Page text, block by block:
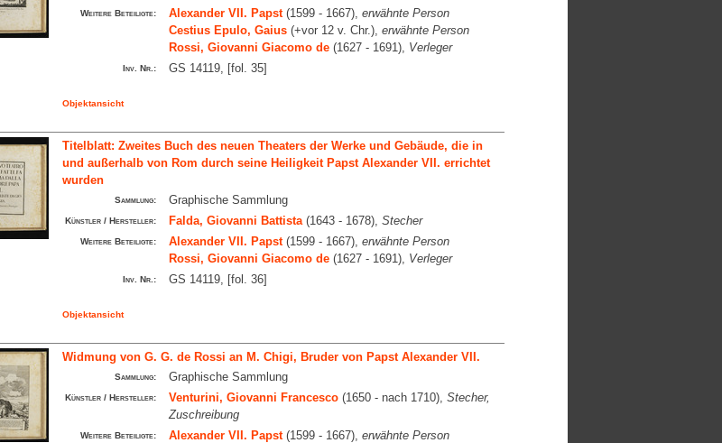
Weitere Beteiligte: Alexander VII. Papst(1599 - 1667), erwähnte Person
Cestius Epulo, Gaius(+vor 12 v. Chr.), erwähnte Person
Rossi, Giovanni Giacomo de(1627 - 1691), Verleger
Inv. Nr.: GS 14119, [fol. 35]
Objektansicht
Titelblatt: Zweites Buch des neuen Theaters der Werke und Gebäude, die in
und außerhalb von Rom durch seine Heiligkeit Papst Alexander VII. errichtet
wurden
Sammlung: Graphische Sammlung
Künstler / Hersteller: Falda, Giovanni Battista(1643 - 1678), Stecher
Weitere Beteiligte: Alexander VII. Papst(1599 - 1667), erwähnte Person
Rossi, Giovanni Giacomo de(1627 - 1691), Verleger
Inv. Nr.: GS 14119, [fol. 36]
Objektansicht
Widmung von G. G. de Rossi an M. Chigi, Bruder von Papst Alexander VII.
Sammlung: Graphische Sammlung
Künstler / Hersteller: Venturini, Giovanni Francesco(1650 - nach 1710), Stecher,
Zuschreibung
Weitere Beteiligte: Alexander VII. Papst(1599 - 1667), erwähnte Person